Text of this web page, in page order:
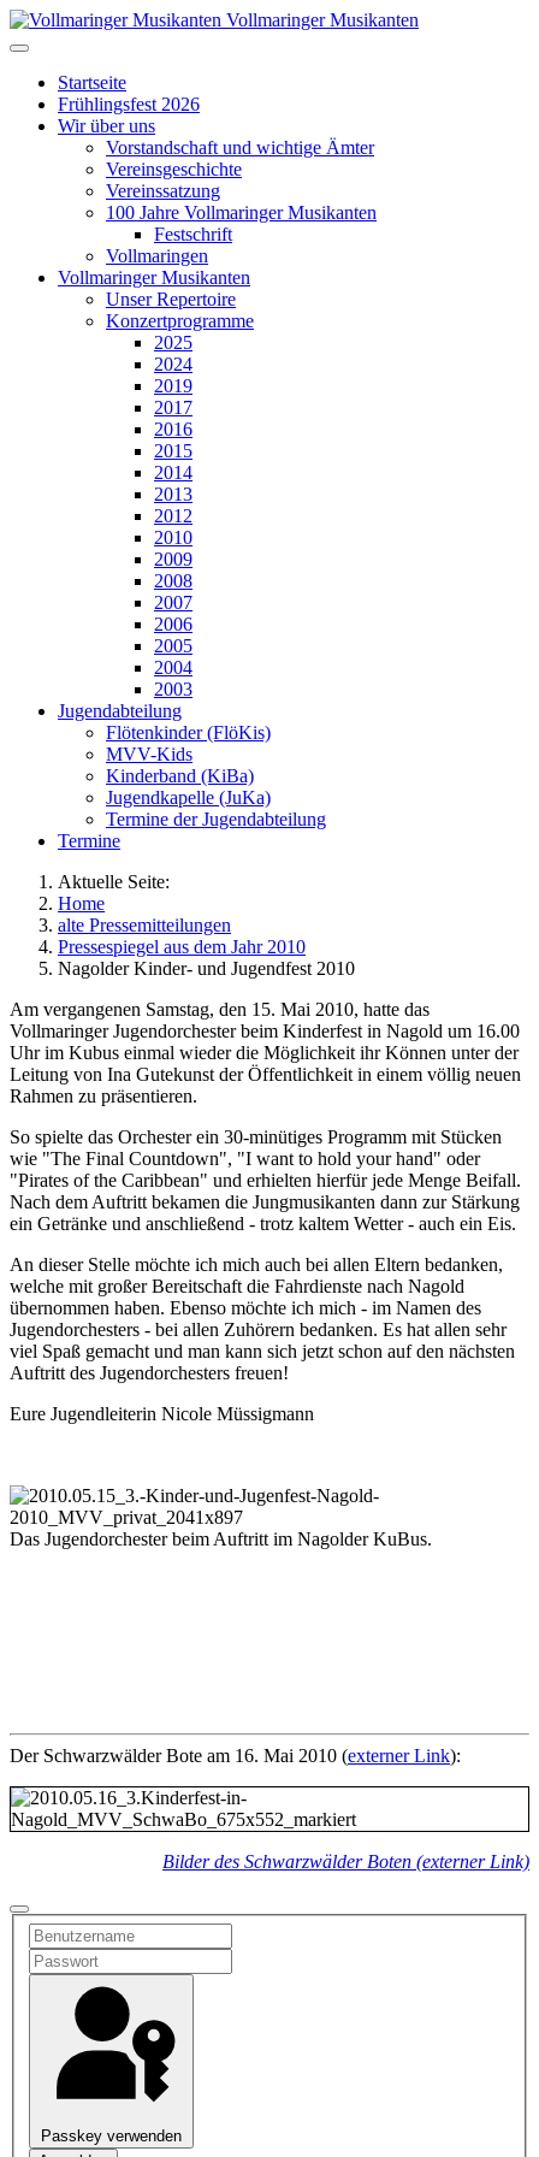
Vollmaringer Musikanten
Startseite
Frühlingsfest 2026
Wir über uns
Vorstandschaft und wichtige Ämter
Vereinsgeschichte
Vereinssatzung
100 Jahre Vollmaringer Musikanten
Festschrift
Vollmaringen
Vollmaringer Musikanten
Unser Repertoire
Konzertprogramme
2025
2024
2019
2017
2016
2015
2014
2013
2012
2010
2009
2008
2007
2006
2005
2004
2003
Jugendabteilung
Flötenkinder (FlöKis)
MVV-Kids
Kinderband (KiBa)
Jugendkapelle (JuKa)
Termine der Jugendabteilung
Termine
Aktuelle Seite:
Home
alte Pressemitteilungen
Pressespiegel aus dem Jahr 2010
Nagolder Kinder- und Jugendfest 2010
Am vergangenen Samstag, den 15. Mai 2010, hatte das
Vollmaringer Jugendorchester beim Kinderfest in Nagold um 16.00
Uhr im Kubus einmal wieder die Möglichkeit ihr Können unter der
Leitung von Ina Gutekunst der Öffentlichkeit in einem völlig neuen
Rahmen zu präsentieren.
So spielte das Orchester ein 30-minütiges Programm mit Stücken
wie "The Final Countdown", "I want to hold your hand" oder
"Pirates of the Caribbean" und erhielten hierfür jede Menge Beifall.
Nach dem Auftritt bekamen die Jungmusikanten dann zur Stärkung
ein Getränke und anschließend - trotz kaltem Wetter - auch ein Eis.
An dieser Stelle möchte ich mich auch bei allen Eltern bedanken,
welche mit großer Bereitschaft die Fahrdienste nach Nagold
übernommen haben. Ebenso möchte ich mich - im Namen des
Jugendorchesters - bei allen Zuhörern bedanken. Es hat allen sehr
viel Spaß gemacht und man kann sich jetzt schon auf den nächsten
Auftritt des Jugendorchesters freuen!
Eure Jugendleiterin Nicole Müssigmann
Das Jugendorchester beim Auftritt im Nagolder KuBus.
Der Schwarzwälder Bote am 16. Mai 2010 (externer Link):
Bilder des Schwarzwälder Boten (externer Link)
Passkey verwenden